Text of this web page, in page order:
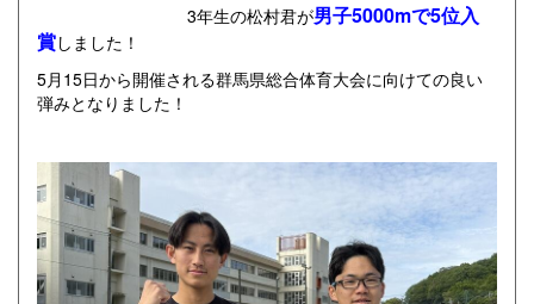
3年生の松村君が男子5000mで5位入
賞しました！
5月15日から開催される群馬県総合体育大会に向けての良い
弾みとなりました！